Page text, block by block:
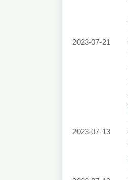
2023-07-21
2023-07-13